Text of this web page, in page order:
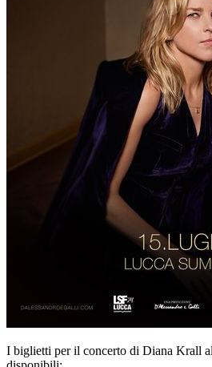
I biglietti per il concerto di Diana Krall